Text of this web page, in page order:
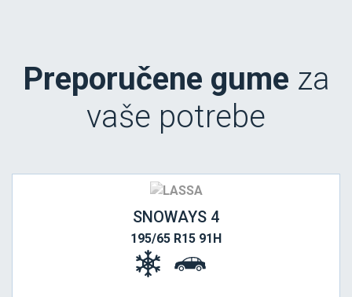
Preporučene gume za
vaše potrebe
SNOWAYS 4
195/65 R15 91H